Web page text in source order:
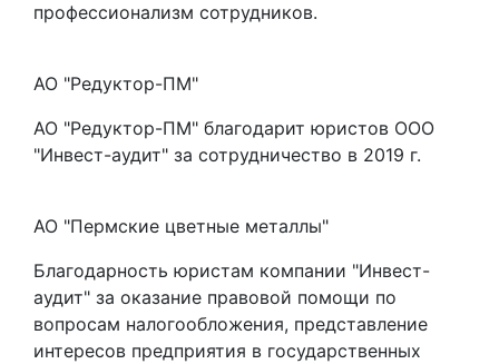
профессионализм сотрудников.
АО "Редуктор-ПМ"
АО "Редуктор-ПМ" благодарит юристов ООО
"Инвест-аудит" за сотрудничество в 2019 г.
АО "Пермские цветные металлы"
Благодарность юристам компании "Инвест-
аудит" за оказание правовой помощи по
вопросам налогообложения, представление
интересов предприятия в государственных